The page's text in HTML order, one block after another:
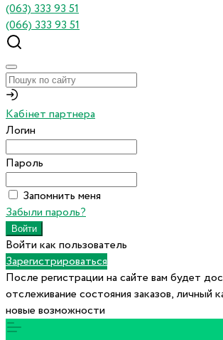
(063) 333 93 51
(066) 333 93 51
Кабінет партнера
Логин
Пароль
Запомнить меня
Забыли пароль?
Войти как пользователь
Зарегистрироваться
После регистрации на сайте вам будет
отслеживание состояния заказов, личный
новые возможности